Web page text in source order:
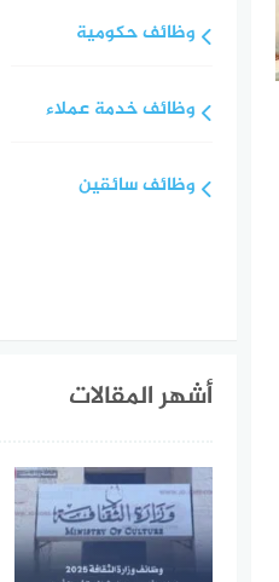
وظائف حكومية
وظائف خدمة عملاء
وظائف سائقين
أشهر المقالات